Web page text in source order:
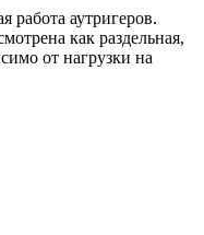
работа аутригеров.
как раздельная,
от нагрузки на